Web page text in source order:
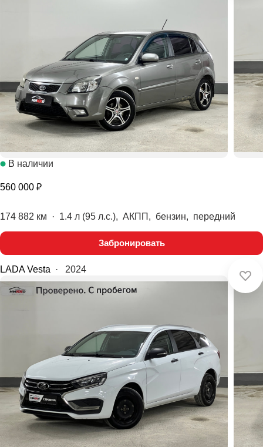
В наличии
560 000 ₽
174 882 км · 1.4 л (95 л.с.), АКПП, бензин, передний
Забронировать
LADA Vesta · 2024